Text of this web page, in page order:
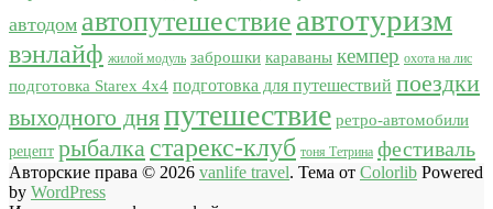
автодом автопутешествие автотуризм
вэнлайф жилой модуль заброшки караваны кемпер охота на лис
подготовка Starex 4x4 подготовка для путешествий поездки
выходного дняпутешествие ретро-автомобили
рецепт рыбалка старекс-клуб тоня Тетрина фестиваль
Авторские права © 2026 vanlife travel. Тема от Colorlib Powered
by WordPress